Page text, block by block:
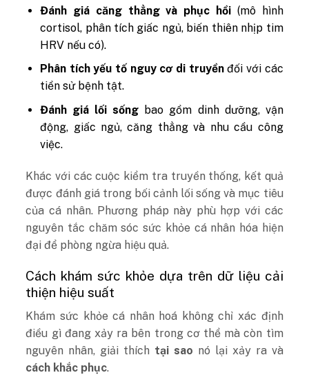
Đánh giá căng thẳng và phục hồi (mô hình
cortisol, phân tích giấc ngủ, biến thiên nhịp tim
HRV nếu có).
Phân tích yếu tố nguy cơ di truyềnđối với các
tiền sử bệnh tật.
Đánh giá lối sống bao gồm dinh dưỡng, vận
động, giấc ngủ, căng thẳng và nhu cầu công
việc.
Khác với các cuộc kiểm tra truyền thống, kết quả
được đánh giá trong bối cảnh lối sống và mục tiêu
của cá nhân. Phương pháp này phù hợp với các
nguyên tắc chăm sóc sức khỏe cá nhân hóa hiện
đại để phòng ngừa hiệu quả.
Cách khám sức khỏe dựa trên dữ liệu cải
thiện hiệu suất
Khám sức khỏe cá nhân hoá không chỉ xác định
điều gì đang xảy ra bên trong cơ thể mà còn tìm
nguyên nhân, giải thích tại sao nó lại xảy ra và
cách khắc phục.